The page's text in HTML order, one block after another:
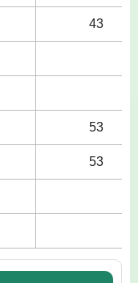
43
53
53